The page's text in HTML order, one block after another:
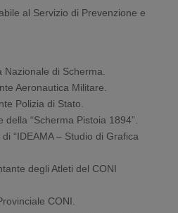
al Servizio di Prevenzione e
Nazionale di Scherma.
Aeronautica Militare.
Polizia di Stato.
della “Scherma Pistoia 1894”.
“IDEAMA – Studio di Grafica
degli Atleti del CONI
CONI.